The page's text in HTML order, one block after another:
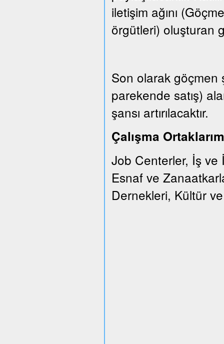
iletişim ağını
örgütleri) oluşturan
Son olarak göçmen
parekende satış)
şansı artırılacaktır.
Çalışma
Job Centerler, İş ve
Esnaf ve
Dernekleri, Kültür